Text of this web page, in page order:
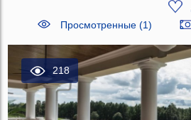
Просмотренные (1)
218